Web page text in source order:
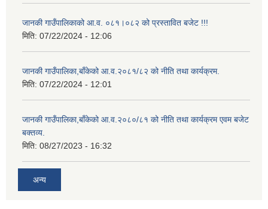
जानकी गाउँपालिकाको आ.व. ०८१।०८२ को प्रस्तावित बजेट !!!
मिति: 07/22/2024 - 12:06
जानकी गाउँपालिका,बाँकेको आ.व.२०८१/८२ को नीति तथा कार्यक्रम.
मिति: 07/22/2024 - 12:01
जानकी गाउँपालिका,बाँकेको आ.व.२०८०/८१ को नीति तथा कार्यक्रम एवम बजेट
बक्तव्य.
मिति: 08/27/2023 - 16:32
अन्य